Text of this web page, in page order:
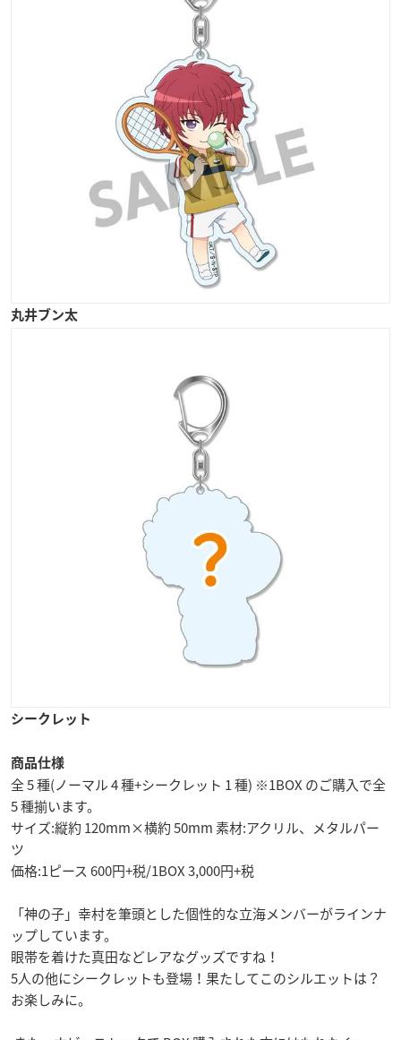
丸井ブン太
シークレット
商品仕様
全 5 種(ノーマル 4 種+シークレット 1 種) ※1BOX のご購入で全
5 種揃います。
サイズ:縦約 120mm×横約 50mm 素材:アクリル、メタルパー
ツ
価格:1ピース 600円+税/1BOX 3,000円+税
「神の子」幸村を筆頭とした個性的な立海メンバーがラインナ
ップしています。
眼帯を着けた真田などレアなグッズですね！
5人の他にシークレットも登場！果たしてこのシルエットは？
お楽しみに。